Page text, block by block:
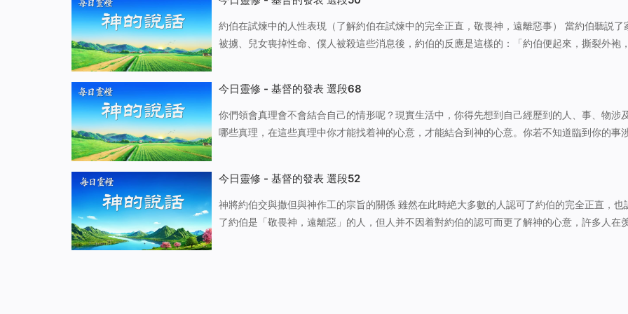
約伯在試煉中的人性表現（了解約伯在試煉中的完全正直，敬畏神，遠離惡事） 當約伯聽説了家産
被擄、兒女喪掉性命、僕人被殺這些消息後，約伯的反應是這樣的：「約伯便起來，撕裂外袍
今日靈修 - 基督的發表 選段68
你們領會真理會不會結合自己的情形呢？現實生活中，你得先想到自己經歷到的人、事、物涉
哪些真理，在這些真理中你才能找着神的心意，才能結合到神的心意。你若不知道臨到你的事
今日靈修 - 基督的發表 選段52
神將約伯交與撒但與神作工的宗旨的關係 雖然在此時絶大多數的人認可了約伯的完全正直，也認可
了約伯是「敬畏神，遠離惡」的人，但人并不因着對約伯的認可而更了解神的心意，許多人在